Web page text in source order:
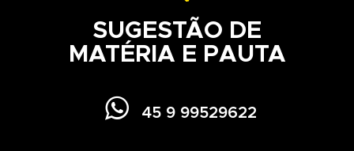
SUGESTÃO DE
MATÉRIA E PAUTA
 45 9 99529622